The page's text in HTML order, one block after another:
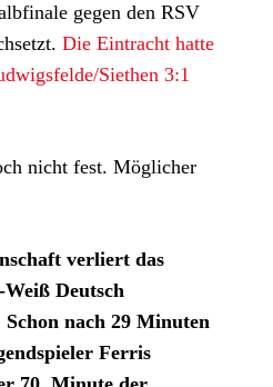
gegen den RSV
Die Eintracht hatte
Siethen 3:1
nicht fest. Möglicher
verliert das
Deutsch
nach 29 Minuten
Ferris